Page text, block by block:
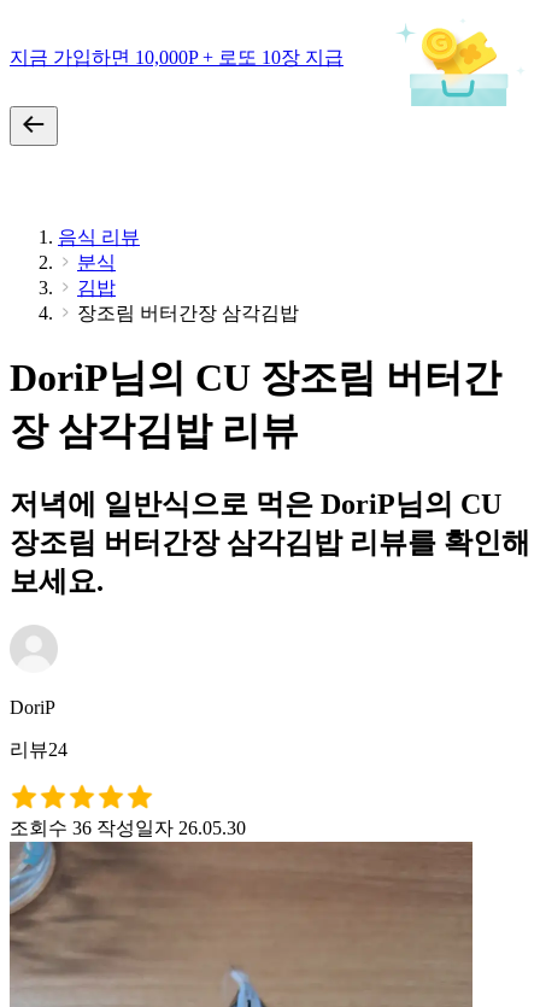
지금 가입하면 10,000P + 로또 10장 지급
음식 리뷰
분식
김밥
장조림 버터간장 삼각김밥
DoriP님의 CU 장조림 버터간
장 삼각김밥 리뷰
저녁에 일반식으로 먹은 DoriP님의 CU
장조림 버터간장 삼각김밥 리뷰를 확인해
보세요.
DoriP
리뷰24
조회수 36 작성일자 26.05.30